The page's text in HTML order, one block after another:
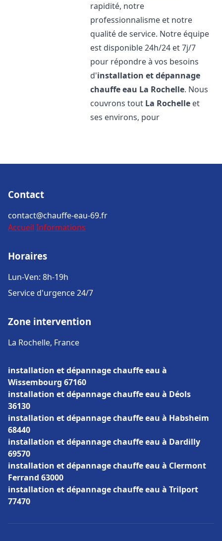
rapidité, notre
professionnalisme et notre
qualité de service. Notre équipe
est disponible 24h/24 et 7j/7
pour répondre à vos besoins
d'installation et dépannage
chauffe eau La Rochelle. Nous
couvrons tout La Rochelle et
ses environs, pour
Contact
contact@chauffe-eau-69.fr
Accueil Informations
Horaires
Lun-Ven: 8h-19h
Service d'urgence 24/7
Zone intervention
La Rochelle, France
installation et dépannage chauffe eau à
Wissembourg 67160
installation et dépannage chauffe eau à Déols
36130
installation et dépannage chauffe eau à Habsheim
68440
installation et dépannage chauffe eau à Dardilly
69570
installation et dépannage chauffe eau à Clermont
Ferrand 63000
installation et dépannage chauffe eau à Trilport
77470